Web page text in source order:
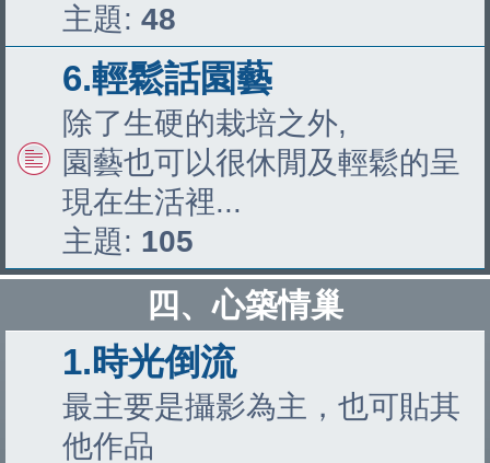
主題: 48
6.輕鬆話園藝
除了生硬的栽培之外,
園藝也可以很休閒及輕鬆的呈
現在生活裡...
主題: 105
四、心築情巢
1.時光倒流
最主要是攝影為主，也可貼其
他作品